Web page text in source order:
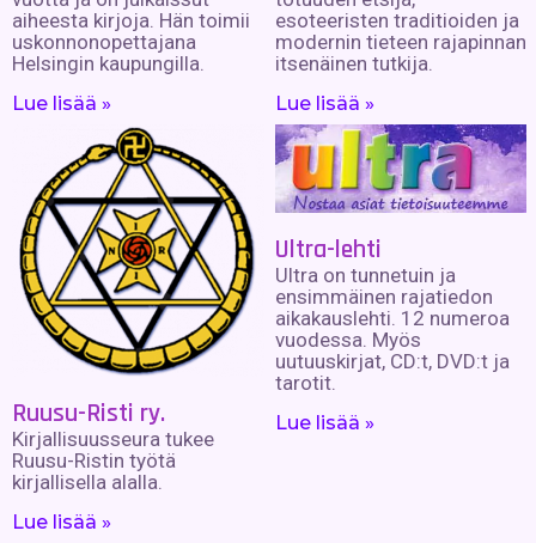
aiheesta kirjoja. Hän toimii
uskonnonopettajana
Helsingin kaupungilla.
Lue lisää »
esoteeristen traditioiden ja
modernin tieteen rajapinnan
itsenäinen tutkija.
Lue lisää »
Ruusu-Risti ry.
Kirjallisuusseura tukee
Ruusu-Ristin työtä
kirjallisella alalla.
Lue lisää »
Ultra-lehti
Ultra on tunnetuin ja
ensimmäinen rajatiedon
aikakauslehti. 12 numeroa
vuodessa. Myös
uutuuskirjat, CD:t, DVD:t ja
tarotit.
Lue lisää »